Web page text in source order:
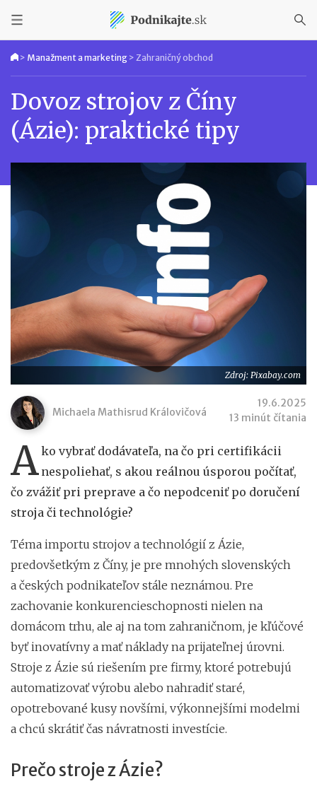
> Manažment a marketing > Zahraničný obchod
Dovoz strojov z Číny
(Ázie): praktické tipy
Zdroj: Pixabay.com
Michaela Mathisrud Královičová
19.6.2025
13 minút čítania
Ako vybrať dodávateľa, na čo pri certifikácii
nespoliehať, s akou reálnou úsporou počítať,
čo zvážiť pri preprave a čo nepodceniť po doručení
stroja či technológie?
Téma importu strojov a technológií z Ázie,
predovšetkým z Číny, je pre mnohých slovenských
a českých podnikateľov stále neznámou. Pre
zachovanie konkurencieschopnosti nielen na
domácom trhu, ale aj na tom zahraničnom, je kľúčové
byť inovatívny a mať náklady na prijateľnej úrovni.
Stroje z Ázie sú riešením pre firmy, ktoré potrebujú
automatizovať výrobu alebo nahradiť staré,
opotrebované kusy novšími, výkonnejšími modelmi
a chcú skrátiť čas návratnosti investície.
Prečo stroje z Ázie?